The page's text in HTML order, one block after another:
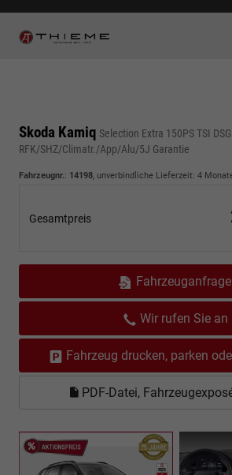
Skoda Kamiq Selection Extra 150PS TSI
RFK/SHZ/Climatr./App/Alu/5J Garantie
Fahrzeugnr.: 14198, unverbindliche Lieferzeit: 4
Gesamtpreis
Fahrzeuganfrage
Wir rufen Sie an
Fahrzeug drucken, parken
PDF-Datei,